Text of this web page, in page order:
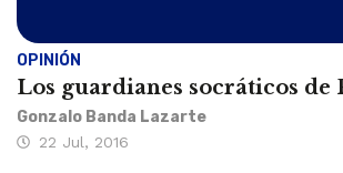
OPINIÓN
Los guardianes socráticos de
Gonzalo Banda Lazarte
22 Jul, 2016